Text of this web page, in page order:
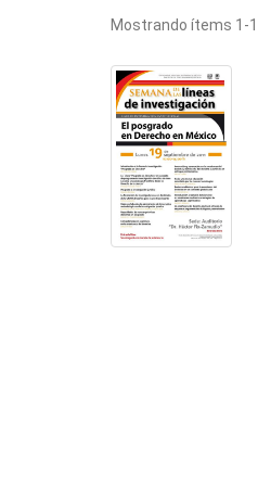
Mostrando ítems 1-1